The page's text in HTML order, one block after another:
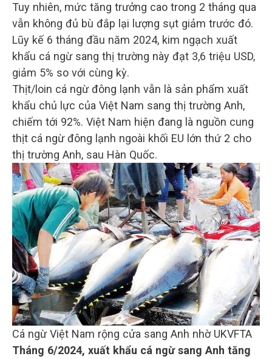
Tuy nhiên, mức tăng trưởng cao trong 2 tháng qua
vẫn không đủ bù đắp lại lượng sụt giảm trước đó.
Lũy kế 6 tháng đầu năm 2024, kim ngạch xuất
khẩu cá ngừ sang thị trường này đạt 3,6 triệu USD,
giảm 5% so với cùng kỳ.
Thịt/loin cá ngừ đông lạnh vẫn là sản phẩm xuất
khẩu chủ lực của Việt Nam sang thị trường Anh,
chiếm tới 92%. Việt Nam hiện đang là nguồn cung
thịt cá ngừ đông lạnh ngoài khối EU lớn thứ 2 cho
thị trường Anh, sau Hàn Quốc.
Cá ngừ Việt Nam rộng cửa sang Anh nhờ UKVFTA
Tháng 6/2024, xuất khẩu cá ngừ sang Anh tăng